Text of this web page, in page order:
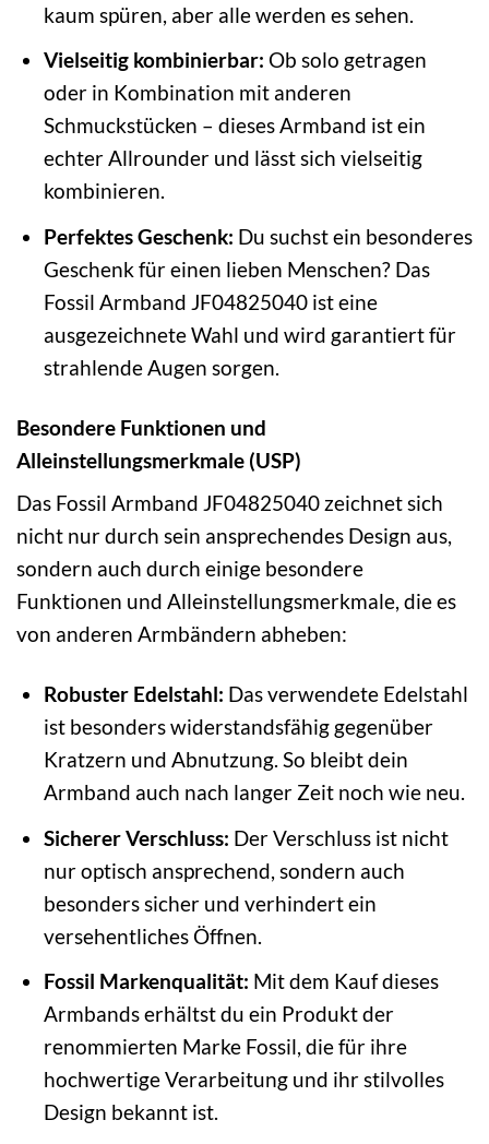
kaum spüren, aber alle werden es sehen.
Vielseitig kombinierbar: Ob solo getragen
oder in Kombination mit anderen
Schmuckstücken – dieses Armband ist ein
echter Allrounder und lässt sich vielseitig
kombinieren.
Perfektes Geschenk: Du suchst ein besonderes
Geschenk für einen lieben Menschen? Das
Fossil Armband JF04825040 ist eine
ausgezeichnete Wahl und wird garantiert für
strahlende Augen sorgen.
Besondere Funktionen und
Alleinstellungsmerkmale (USP)
Das Fossil Armband JF04825040 zeichnet sich
nicht nur durch sein ansprechendes Design aus,
sondern auch durch einige besondere
Funktionen und Alleinstellungsmerkmale, die es
von anderen Armbändern abheben:
Robuster Edelstahl: Das verwendete Edelstahl
ist besonders widerstandsfähig gegenüber
Kratzern und Abnutzung. So bleibt dein
Armband auch nach langer Zeit noch wie neu.
Sicherer Verschluss: Der Verschluss ist nicht
nur optisch ansprechend, sondern auch
besonders sicher und verhindert ein
versehentliches Öffnen.
Fossil Markenqualität: Mit dem Kauf dieses
Armbands erhältst du ein Produkt der
renommierten Marke Fossil, die für ihre
hochwertige Verarbeitung und ihr stilvolles
Design bekannt ist.